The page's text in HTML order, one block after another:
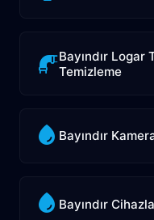
Bayındır Logar
Temizleme
Bayındır
Bayındır